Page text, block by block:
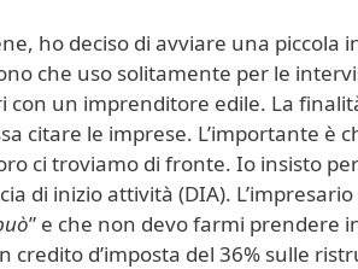
ho deciso di avviare una piccola
che uso solitamente per le
con un imprenditore edile. La
citare le imprese. L’importante è
ci troviamo di fronte. Io insisto
di inizio attività (DIA).
” e che non devo farmi prendere
credito d’imposta del 36% sulle